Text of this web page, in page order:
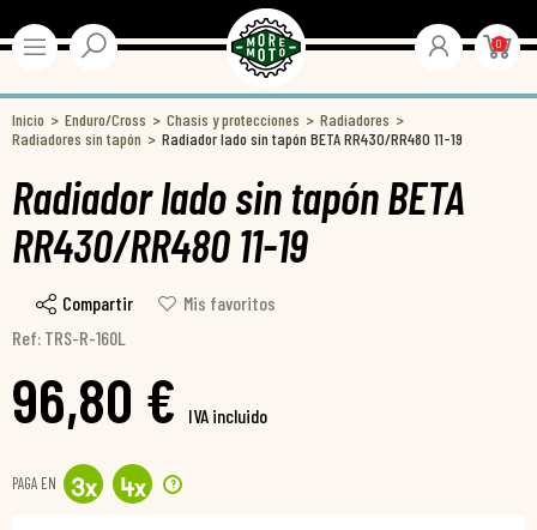
0
Inicio Enduro/Cross Chasis y protecciones
Radiadores
Radiadores sin tapón
Radiador lado sin tapón BETA RR430/RR480 11-19
Radiador lado sin tapón BETA
RR430/RR480 11-19
Compartir
Mis favoritos
Ref: TRS-R-160L
96,80 € IVA incluido
PAGA EN 3x 4x ?